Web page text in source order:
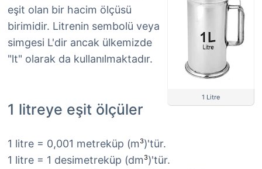
1 Litre
eşit olan bir hacim ölçüsü
birimidir. Litrenin sembolü veya
simgesi L'dir ancak ülkemizde
"lt" olarak da kullanılmaktadır.
1 litreye eşit ölçüler
1 litre = 0,001 metreküp (m3)'tür.
1 litre = 1 desimetreküp (dm3)'tür.